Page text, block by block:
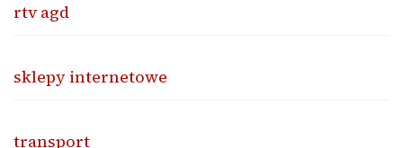
rtv agd
sklepy internetowe
transport